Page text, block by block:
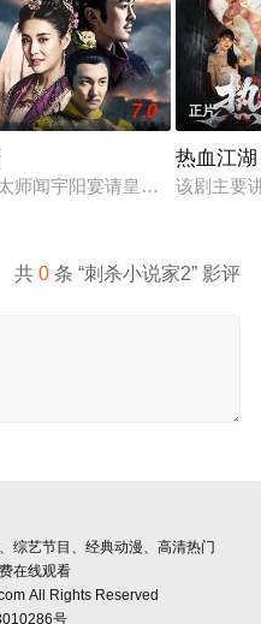
境的底层小人物，因一场劫
7.0
师闻宇阳宴请皇上义子神策府
正片
热血江湖
该剧主要
共0 条 “刺杀小说家2” 影评
综艺节目、经典动漫、高清热门
在线观看
All Rights Reserved
号